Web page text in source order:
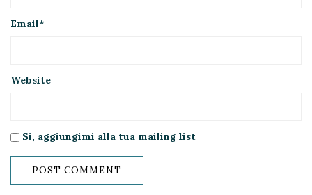
Email*
Website
Si, aggiungimi alla tua mailing list